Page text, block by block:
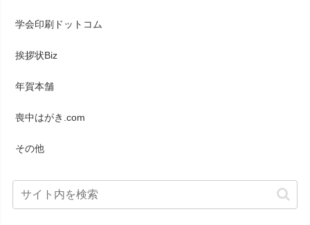
学会印刷ドットコム
挨拶状Biz
年賀本舗
喪中はがき.com
その他